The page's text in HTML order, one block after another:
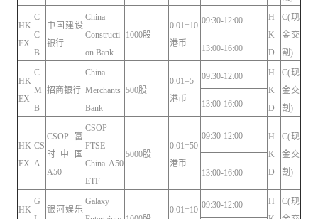
HK
EX
C
C
B
中国建设
银行
China
Constructi
on Bank
1000股
0.01=10
港币
09:30-12:00
H
K
D
C(现
金交
割)
13:00-16:00
HK
EX
C
M
B
招商银行
China
Merchants
Bank
500股
0.01=5
港币
09:30-12:00
H
K
D
C(现
金交
割)
13:00-16:00
HK
EX
CS
A
CSOP富
时中国
A50
CSOP
FTSE
China A50
ETF
5000股
0.01=50
港币
09:30-12:00
H
K
D
C(现
金交
割)
13:00-16:00
HK
G
银河娱乐
Galaxy
0.01=10 09:30-12:00
H
C(现